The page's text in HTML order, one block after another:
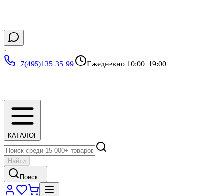
·
+7(495)135-35-99| Ежедневно 10:00–19:00
КАТАЛОГ
Найти
Поиск...